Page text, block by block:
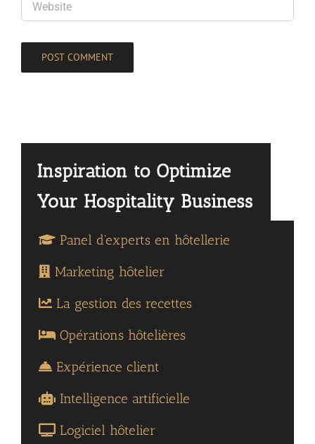
Panel d'experts en hôtellerie
Marketing hôtelier
La gestion des recettes
Opérations hôtelières
Expérience client
Intelligence artificielle
Logiciel hôtelier